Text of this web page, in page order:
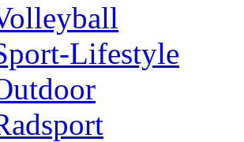
Lifestyle